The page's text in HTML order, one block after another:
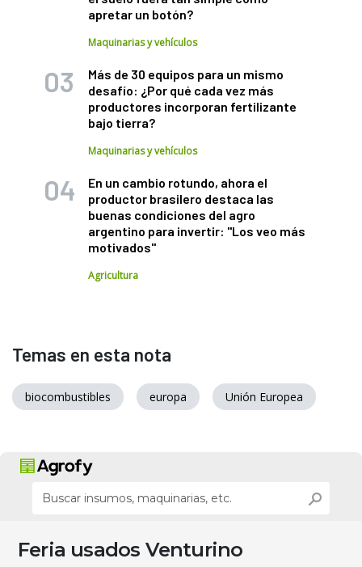
apretar un botón?
Maquinarias y vehículos
Más de 30 equipos para un mismo
desafío: ¿Por qué cada vez más
productores incorporan fertilizante
bajo tierra?
Maquinarias y vehículos
En un cambio rotundo, ahora el
productor brasilero destaca las
buenas condiciones del agro
argentino para invertir: "Los veo más
motivados"
Agricultura
Temas en esta nota
biocombustibles europa Unión Europea
Feria usados Venturino